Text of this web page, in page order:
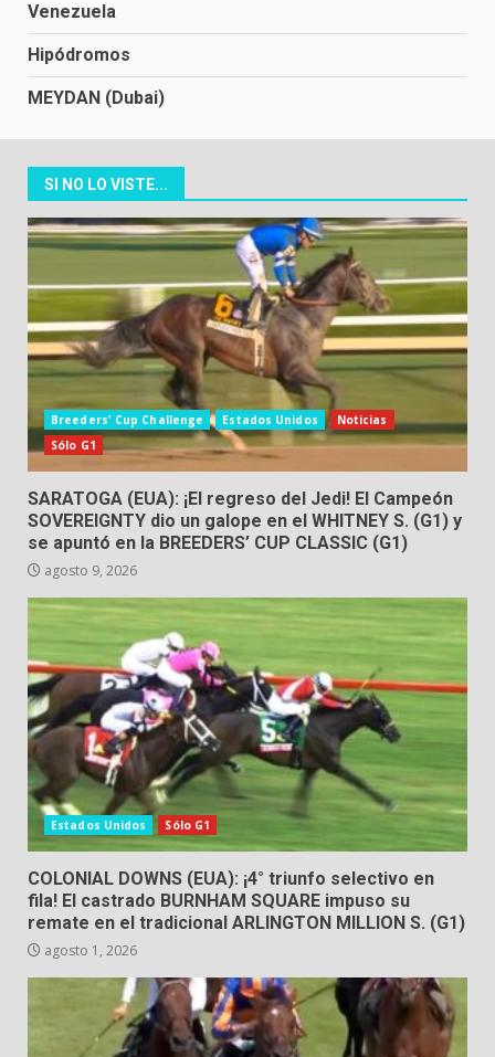
Venezuela
Hipódromos
MEYDAN (Dubai)
SI NO LO VISTE...
Breeders' Cup Challenge Estados Unidos
Noticias
Sólo G1
SARATOGA (EUA): ¡El regreso del Jedi! El Campeón
SOVEREIGNTY dio un galope en el WHITNEY S. (G1) y
se apuntó en la BREEDERS’ CUP CLASSIC (G1)
agosto 9, 2026
Estados Unidos Sólo G1
COLONIAL DOWNS (EUA): ¡4° triunfo selectivo en
fila! El castrado BURNHAM SQUARE impuso su
remate en el tradicional ARLINGTON MILLION S. (G1)
agosto 1, 2026